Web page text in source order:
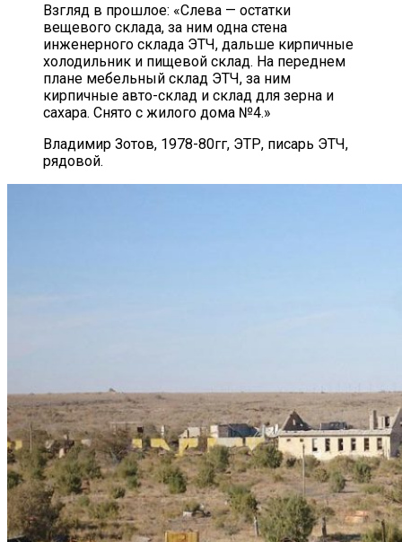
Взгляд в прошлое: «Слева — остатки
вещевого склада, за ним одна стена
инженерного склада ЭТЧ, дальше кирпичные
холодильник и пищевой склад. На переднем
плане мебельный склад ЭТЧ, за ним
кирпичные авто-склад и склад для зерна и
сахара. Снято с жилого дома №4.»
Владимир Зотов, 1978-80гг, ЭТР, писарь ЭТЧ,
рядовой.